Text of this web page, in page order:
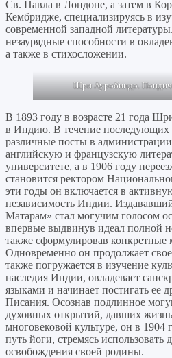
Св. Павла в Лондоне, а затем в
Кембридже, специализируясь в
современной западной
незаурядные способности в
а также в стихосложении.
Шри Ауробиндо.
В 1893 году в возрасте 21 года
в Индию. В течение последующих
различные посты в
английскую и французскую
университете, а в 1906 году
становится ректором
эти годы он включается в
независимость Индии.
Матарам» стал могучим голосом
впервые выдвинув идеал полной
также сформулировав конкретные
Одновременно он продолжает свое
также погружается в изучение
наследия Индии, овладевает
языками и начинает постигать ее
Писания. Осознав подлинное
духовных открытий, давших
многовековой культуре, он в 1904
путь йоги, стремясь использовать
освобождения своей родины.